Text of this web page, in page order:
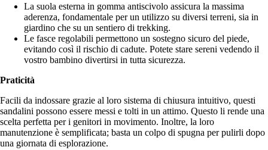
La suola esterna in gomma antiscivolo assicura la massima
aderenza, fondamentale per un utilizzo su diversi terreni, sia in
giardino che su un sentiero di trekking.
Le fasce regolabili permettono un sostegno sicuro del piede,
evitando così il rischio di cadute. Potete stare sereni vedendo il
vostro bambino divertirsi in tutta sicurezza.
Praticità
Facili da indossare grazie al loro sistema di chiusura intuitivo, questi
sandalini possono essere messi e tolti in un attimo. Questo li rende una
scelta perfetta per i genitori in movimento. Inoltre, la loro
manutenzione è semplificata; basta un colpo di spugna per pulirli dopo
una giornata di esplorazione.